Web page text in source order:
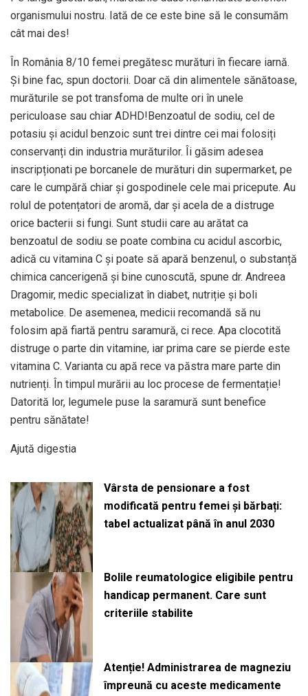
organismului nostru. Iată de ce este bine să le consumăm
cât mai des!
În România 8/10 femei pregătesc murături în fiecare iarnă.
Și bine fac, spun doctorii. Doar că din alimentele sănătoase,
murăturile se pot transfoma de multe ori în unele
periculoase sau chiar ADHD!Benzoatul de sodiu, cel de
potasiu și acidul benzoic sunt trei dintre cei mai folosiți
conservanți din industria murăturilor. Îi găsim adesea
inscripționati pe borcanele de murături din supermarket, pe
care le cumpără chiar și gospodinele cele mai pricepute. Au
rolul de potențatori de aromă, dar și acela de a distruge
orice bacterii si fungi. Sunt studii care au arătat ca
benzoatul de sodiu se poate combina cu acidul ascorbic,
adică cu vitamina C și poate să apară benzenul, o substanță
chimica cancerigenă și bine cunoscută, spune dr. Andreea
Dragomir, medic specializat în diabet, nutriție și boli
metabolice. De asemenea, medicii recomandă să nu
folosim apă fiartă pentru saramură, ci rece. Apa clocotită
distruge o parte din vitamine, iar prima care se pierde este
vitamina C. Varianta cu apă rece va păstra mare parte din
nutrienți. În timpul murării au loc procese de fermentație!
Datorită lor, legumele puse la saramură sunt benefice
pentru sănătate!
Ajută digestia
Vârsta de pensionare a fost
modificată pentru femei și bărbați:
tabel actualizat până în anul 2030
Bolile reumatologice eligibile pentru
handicap permanent. Care sunt
criteriile stabilite
Atenție! Administrarea de magneziu
împreună cu aceste medicamente